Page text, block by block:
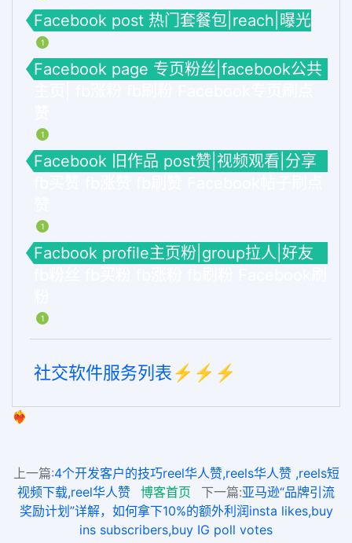
Facebook post 热门套餐包|reach|曝光
1
Facebook page 专页粉丝|facebook公共
1
Facebook 旧作品 post赞|视频观看|分享
1
Facbook profile主页粉|group拉人|好友
1
社交软件服务列表⚡️⚡️⚡️
❤️‍🔥
上一篇:4个开发客户的技巧reel华人赞,reels华人赞 ,reels短
视频下载,reel华人赞
博客首页 下一篇:亚马逊“品牌引流
奖励计划”详解，如何拿下10%的额外利润insta likes,buy
ins subscribers,buy IG poll votes